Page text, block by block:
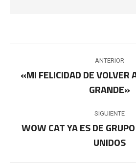
entre
publicaciones
ANTERIOR
anterior:
«MI FELICIDAD DE VOLVER
GRANDE»
SIGUIENTE
WOW CAT YA ES DE
UNIDOS